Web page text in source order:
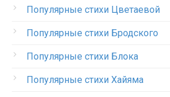
Популярные стихи Цветаевой
Популярные стихи Бродского
Популярные стихи Блока
Популярные стихи Хайяма